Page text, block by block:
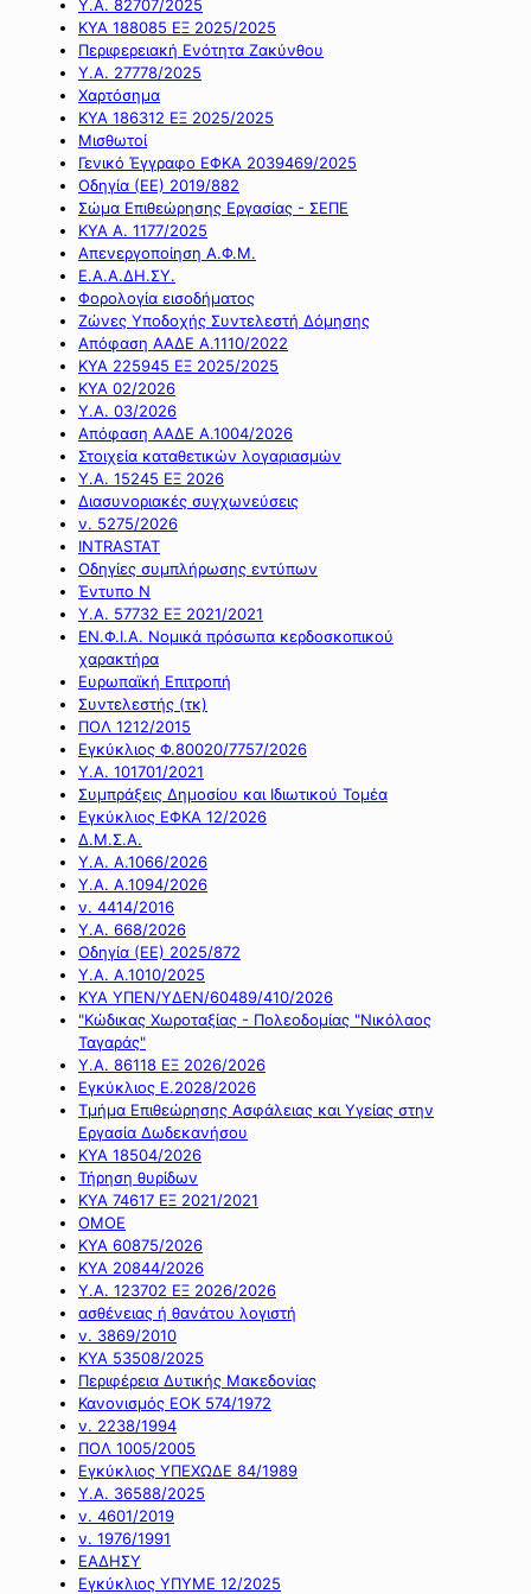
Υ.Α. 82707/2025
ΚΥΑ 188085 ΕΞ 2025/2025
Περιφερειακή Ενότητα Ζακύνθου
Υ.Α. 27778/2025
Χαρτόσημα
ΚΥΑ 186312 ΕΞ 2025/2025
Μισθωτοί
Γενικό Έγγραφο ΕΦΚΑ 2039469/2025
Οδηγία (ΕΕ) 2019/882
Σώμα Επιθεώρησης Εργασίας - ΣΕΠΕ
ΚΥΑ Α. 1177/2025
Απενεργοποίηση Α.Φ.Μ.
Ε.Α.Α.ΔΗ.ΣΥ.
Φορολογία εισοδήματος
Ζώνες Υποδοχής Συντελεστή Δόμησης
Απόφαση ΑΑΔΕ Α.1110/2022
ΚΥΑ 225945 ΕΞ 2025/2025
ΚΥΑ 02/2026
Υ.Α. 03/2026
Απόφαση ΑΑΔΕ Α.1004/2026
Στοιχεία καταθετικών λογαριασμών
Υ.Α. 15245 ΕΞ 2026
Διασυνοριακές συγχωνεύσεις
ν. 5275/2026
INTRASTAT
Οδηγίες συμπλήρωσης εντύπων
Έντυπο Ν
Υ.Α. 57732 ΕΞ 2021/2021
ΕΝ.Φ.Ι.Α. Νομικά πρόσωπα κερδοσκοπικού
χαρακτήρα
Ευρωπαϊκή Επιτροπή
Συντελεστής (τκ)
ΠΟΛ 1212/2015
Εγκύκλιος Φ.80020/7757/2026
Υ.Α. 101701/2021
Συμπράξεις Δημοσίου και Ιδιωτικού Τομέα
Εγκύκλιος ΕΦΚΑ 12/2026
Δ.Μ.Σ.Α.
Υ.Α. Α.1066/2026
Υ.Α. Α.1094/2026
ν. 4414/2016
Y.A. 668/2026
Οδηγία (ΕΕ) 2025/872
Υ.Α. Α.1010/2025
ΚΥΑ ΥΠΕΝ/ΥΔΕΝ/60489/410/2026
"Κώδικας Χωροταξίας - Πολεοδομίας "Νικόλαος
Ταγαράς"
Υ.Α. 86118 ΕΞ 2026/2026
Εγκύκλιος Ε.2028/2026
Τμήμα Επιθεώρησης Ασφάλειας και Υγείας στην
Εργασία Δωδεκανήσου
ΚΥΑ 18504/2026
Τήρηση θυρίδων
ΚΥΑ 74617 ΕΞ 2021/2021
ΟΜΟΕ
ΚΥΑ 60875/2026
ΚΥΑ 20844/2026
Υ.Α. 123702 ΕΞ 2026/2026
ασθένειας ή θανάτου λογιστή
ν. 3869/2010
ΚΥΑ 53508/2025
Περιφέρεια Δυτικής Μακεδονίας
Κανονισμός ΕΟΚ 574/1972
ν. 2238/1994
ΠΟΛ 1005/2005
Εγκύκλιος ΥΠΕΧΩΔΕ 84/1989
Υ.Α. 36588/2025
ν. 4601/2019
ν. 1976/1991
ΕΑΔΗΣΥ
Εγκύκλιος ΥΠΥΜΕ 12/2025